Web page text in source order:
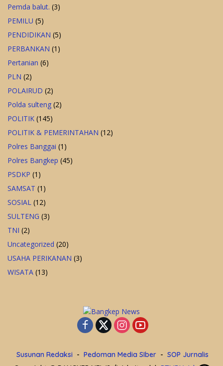
Pemda balut. (3)
PEMILU (5)
PENDIDIKAN (5)
PERBANKAN (1)
Pertanian (6)
PLN (2)
POLAIRUD (2)
Polda sulteng (2)
POLITIK (145)
POLITIK & PEMERINTAHAN (12)
Polres Banggai (1)
Polres Bangkep (45)
PSDKP (1)
SAMSAT (1)
SOSIAL (12)
SULTENG (3)
TNI (2)
Uncategorized (20)
USAHA PERIKANAN (3)
WISATA (13)
Susunan Redaksi Pedoman Media SIber
SOP Jurnalis